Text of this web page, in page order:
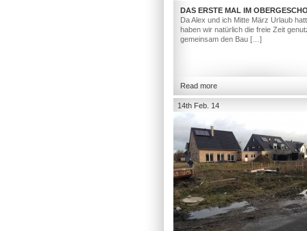
DAS ERSTE MAL IM
Da Alex und ich Mitte März Urlaub
haben wir natürlich die freie Zeit
gemeinsam den Bau […]
Read more
14th Feb. 14